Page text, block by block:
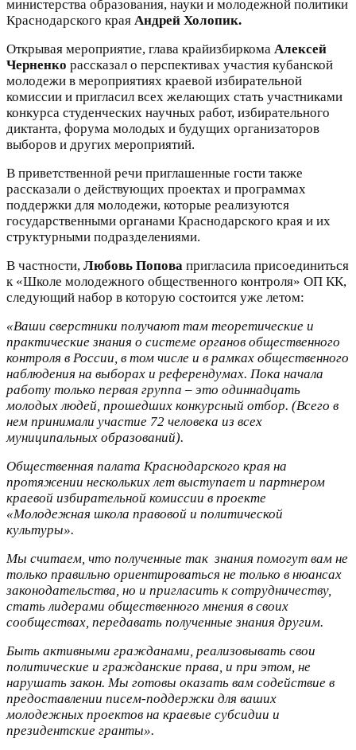
министерства образования, науки и молодежной политики
Краснодарского края Андрей Холопик.
Открывая мероприятие, глава крайизбиркома Алексей
Черненко рассказал о перспективах участия кубанской
молодежи в мероприятиях краевой избирательной
комиссии и пригласил всех желающих стать участниками
конкурса студенческих научных работ, избирательного
диктанта, форума молодых и будущих организаторов
выборов и других мероприятий.
В приветственной речи приглашенные гости также
рассказали о действующих проектах и программах
поддержки для молодежи, которые реализуются
государственными органами Краснодарского края и их
структурными подразделениями.
В частности, Любовь Попова пригласила присоединиться
к «Школе молодежного общественного контроля» ОП КК,
следующий набор в которую состоится уже летом:
«Ваши сверстники получают там теоретические и
практические знания о системе органов общественного
контроля в России, в том числе и в рамках общественного
наблюдения на выборах и референдумах. Пока начала
работу только первая группа – это одиннадцать
молодых людей, прошедших конкурсный отбор. (Всего в
нем принимали участие 72 человека из всех
муниципальных образований).
Общественная палата Краснодарского края на
протяжении нескольких лет выступает и партнером
краевой избирательной комиссии в проекте
«Молодежная школа правовой и политической
культуры».
Мы считаем, что полученные так знания помогут вам не
только правильно ориентироваться не только в нюансах
законодательства, но и пригласить к сотрудничеству,
стать лидерами общественного мнения в своих
сообществах, передавать полученные знания другим.
Быть активными гражданами, реализовывать свои
политические и гражданские права, и при этом, не
нарушать закон. Мы готовы оказать вам содействие в
предоставлении писем-поддержки для ваших
молодежных проектов на краевые субсидии и
президентские гранты».